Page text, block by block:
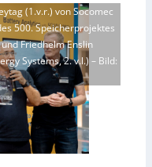
(1.v.r.) von Socomec
500. Speicherprojektes
Friedhelm Enslin
Systems, 2. v.l.) – Bild: